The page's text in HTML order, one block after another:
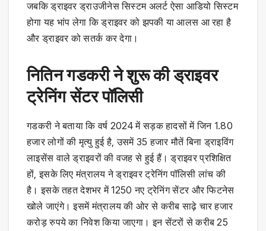
जबकि ड्राइवर ड्राउजीनेस सिस्टम अलर्ट ऐसा आडियो सिस्टम
होगा यह भांप लेगा कि ड्राइवर को झपकी या आलस आ रहा है
और ड्राइवर को सतर्क कर देगा।
नितिन गडकरी ने शुरू की ड्राइवर
ट्रेनिंग सेंटर पॉलिसी
गडकरी ने बताया कि वर्ष 2024 में सड़क हादसों में जिन 1.80
हजार लोगों की मृत्यु हुई है, उसमें 35 हजार मौतें बिना ड्राइविंग
लाइसेंस वाले ड्राइवरों की वजह से हुई हैं। ड्राइवर प्रशिक्षित
हों, इसके लिए मंत्रालय ने ड्राइवर ट्रेनिंग पॉलिसी लांच की
है। इसके तहत देशभर में 1250 नए ट्रेनिंग सेंटर और फिटनेस
खोले जाएंगे। इसमें मंत्रालय की ओर से करीब साढ़े चार हजार
करोड़ रुपये का निवेश किया जाएगा। इन सेंटरों से करीब 25